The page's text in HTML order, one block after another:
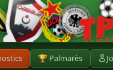
🏆 Palmarès